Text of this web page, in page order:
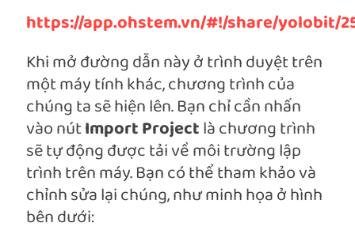
https://app.ohstem.vn/#!/share/yolobit/
Khi mở đường dẫn này ở trình duyệt trên
một máy tính khác, chương trình của
chúng ta sẽ hiện lên. Bạn chỉ cần nhấn
vào nútImport Projectlà chương trình
sẽ tự động được tải về môi trường lập
trình trên máy. Bạn có thể tham khảo và
chỉnh sửa lại chúng, như minh họa ở hình
bên dưới: